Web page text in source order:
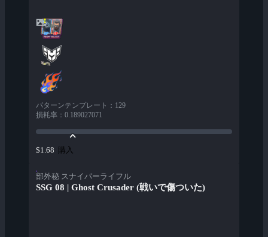
パターンテンプレート ： 129
損耗率 ： 0.189027071
$1.68 購入
部外秘 スナイパーライフル
SSG 08 | Ghost Crusader (戦いで傷ついた)